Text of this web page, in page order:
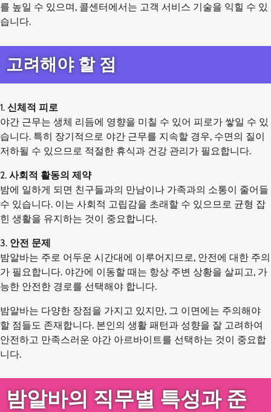
를 높일 수 있으며, 콜센터에서는 고객 서비스 기술을 익힐 수 있
습니다.
고려해야 할 점
1. 신체적 피로
야간 근무는 생체 리듬에 영향을 미칠 수 있어 피로가 쌓일 수 있
습니다. 특히 장기적으로 야간 근무를 지속할 경우, 수면의 질이
저하될 수 있으므로 적절한 휴식과 건강 관리가 필요합니다.
2. 사회적 활동의 제약
밤에 일하게 되면 친구들과의 만남이나 가족과의 소통이 줄어들
수 있습니다. 이는 사회적 고립감을 초래할 수 있으므로 균형 잡
힌 생활을 유지하는 것이 중요합니다.
3. 안전 문제
밤알바는 주로 어두운 시간대에 이루어지므로, 안전에 대한 주의
가 필요합니다. 야간에 이동할 때는 항상 주변 상황을 살피고, 가
능한 안전한 경로를 선택해야 합니다.
밤알바는 다양한 장점을 가지고 있지만, 그 이면에는 주의해야
할 점들도 존재합니다. 본인의 생활 패턴과 성향을 잘 고려하여
안전하고 만족스러운 야간 아르바이트를 선택하는 것이 중요합
니다.
밤알바의 직무별 특성과 준